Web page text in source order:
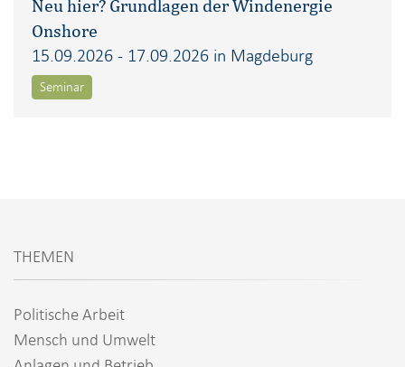
Neu hier? Grundlagen der Windenergie
Onshore
15.09.2026 - 17.09.2026 in Magdeburg
Seminar
THEMEN
Politische Arbeit
Mensch und Umwelt